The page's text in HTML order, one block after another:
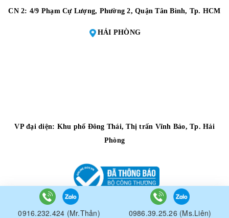
CN 2: 4/9 Phạm Cự Lượng, Phường 2, Quận Tân Bình, Tp. HCM
HẢI PHÒNG
VP đại diện: Khu phố Đông Thái, Thị trấn Vĩnh Bảo, Tp. Hải
Phòng
© Bản quyền thuộc vềCÔNG TY TNHH MÁY ĐO ĐẠC TOÀN THẮNG
0916.232.424 (Mr.Thản) 0986.39.25.26 (Ms.Liên)